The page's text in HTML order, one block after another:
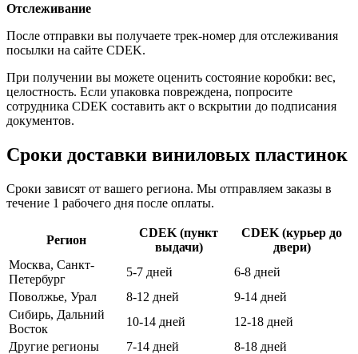
Отслеживание
После отправки вы получаете трек-номер для отслеживания
посылки на сайте CDEK.
При получении вы можете оценить состояние коробки: вес,
целостность. Если упаковка повреждена, попросите
сотрудника CDEK составить акт о вскрытии до подписания
документов.
Сроки доставки виниловых пластинок
Сроки зависят от вашего региона. Мы отправляем заказы в
течение 1 рабочего дня после оплаты.
Регион
CDEK (пункт
выдачи)
CDEK (курьер до
двери)
Москва, Санкт-
Петербург
5-7 дней
6-8 дней
Поволжье, Урал
8-12 дней
9-14 дней
Сибирь, Дальний
Восток
10-14 дней
12-18 дней
Другие регионы
7-14 дней
8-18 дней